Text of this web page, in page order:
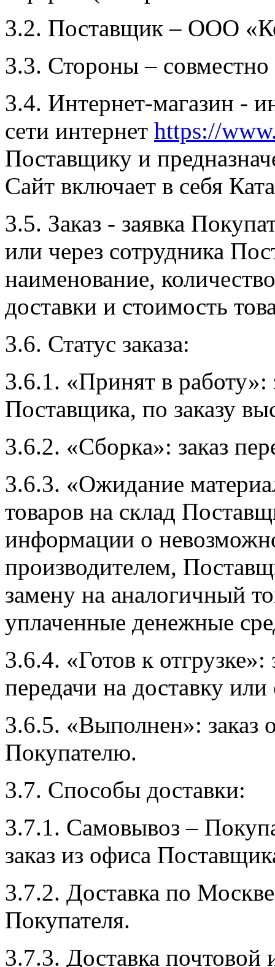
3.2. Поставщик – ООО
3.3. Стороны –
3.4. Интернет-магазин -
сети интернет https://
Поставщику и
Сайт включает в себя
3.5. Заказ - заявка
или через сотрудника
наименование,
доставки и стоимость
3.6. Статус заказа:
3.6.1. «Принят в работу»:
Поставщика, по заказу
3.6.2. «Сборка»: заказ
3.6.3. «Ожидание
товаров на склад
информации о
производителем,
замену на аналогичный
уплаченные денежные
3.6.4. «Готов к
передачи на доставку
3.6.5. «Выполнен»: заказ
Покупателю.
3.7. Способы доставки:
3.7.1. Самовывоз –
заказ из офиса
3.7.2. Доставка по Москве
Покупателя.
3.7.3. Доставка почтовой